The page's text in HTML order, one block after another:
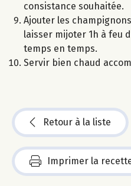
consistance souhaitée.
Ajouter les
laisser mijoter 1h à feu
temps en temps.
Servir bien chaud
Retour à la liste
Imprimer la